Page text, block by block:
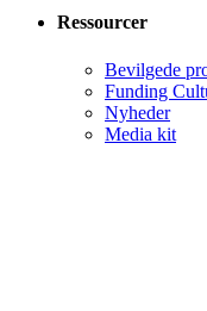
Ressourcer
Bevilgede
Funding
Nyheder
Media kit